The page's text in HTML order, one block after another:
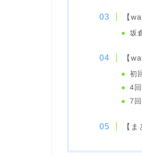
【
坂
【
初
4
7
【ま